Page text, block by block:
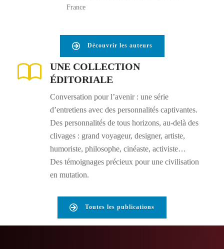
France
Découvrir les auteurs
UNE COLLECTION
ÉDITORIALE
Conversation pour l’avenir : une série
d’entretiens avec des personnalités captivantes.
Des personnalités de tous horizons, au-delà des
clivages : grand voyageur, designer, artiste,
humoriste, philosophe, cinéaste, activiste…
Des témoignages précieux pour une civilisation
en mutation.
Toutes les publications